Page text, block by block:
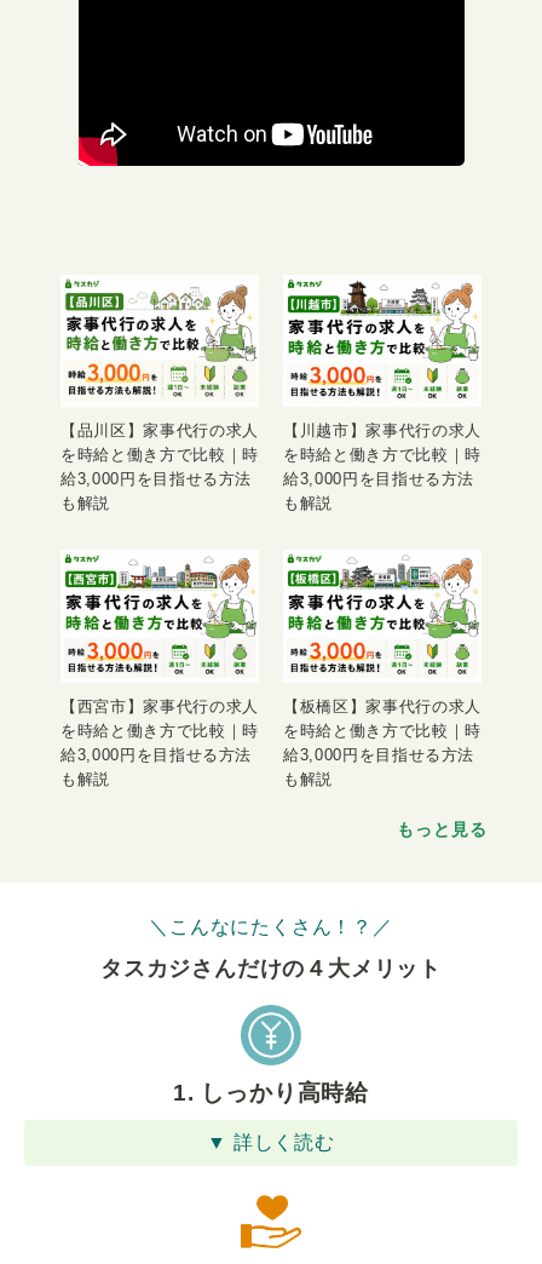
【品川区】家事代行の求人
を時給と働き方で比較｜時
給3,000円を目指せる方法
も解説
【川越市】家事代行の求人
を時給と働き方で比較｜時
給3,000円を目指せる方法
も解説
【西宮市】家事代行の求人
を時給と働き方で比較｜時
給3,000円を目指せる方法
も解説
【板橋区】家事代行の求人
を時給と働き方で比較｜時
給3,000円を目指せる方法
も解説
もっと見る
＼こんなにたくさん！？／
タスカジさんだけの４⼤メリット
1. しっかり高時給
▼ 詳しく読む